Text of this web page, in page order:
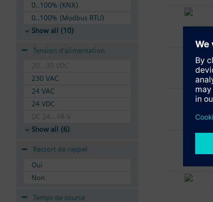
0..100% (KNX)
0..100% (Modbus RTU)
Show all (10)
Tension d'alimentation
20...30 VDC
230 VAC
24 VAC
24 VDC
DC 24...48 V
Show all (6)
Ressort de rappel
Oui
Non
Temps de course